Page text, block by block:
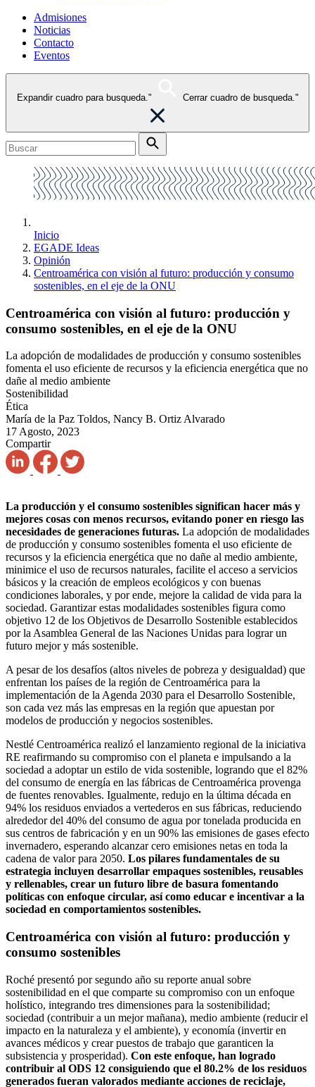
Admisiones
Noticias
Contacto
Eventos
Expandir cuadro para busqueda." Cerrar cuadro de busqueda."
Inicio
EGADE Ideas
Opinión
Centroamérica con visión al futuro: producción y consumo
sostenibles, en el eje de la ONU
Centroamérica con visión al futuro: producción y
consumo sostenibles, en el eje de la ONU
La adopción de modalidades de producción y consumo sostenibles
fomenta el uso eficiente de recursos y la eficiencia energética que no
dañe al medio ambiente
Sostenibilidad
Ética
María de la Paz Toldos, Nancy B. Ortiz Alvarado
17 Agosto, 2023
Compartir
La producción y el consumo sostenibles significan hacer más y
mejores cosas con menos recursos, evitando poner en riesgo las
necesidades de generaciones futuras. La adopción de modalidades
de producción y consumo sostenibles fomenta el uso eficiente de
recursos y la eficiencia energética que no dañe al medio ambiente,
minimice el uso de recursos naturales, facilite el acceso a servicios
básicos y la creación de empleos ecológicos y con buenas
condiciones laborales, y por ende, mejore la calidad de vida para la
sociedad. Garantizar estas modalidades sostenibles figura como
objetivo 12 de los Objetivos de Desarrollo Sostenible establecidos
por la Asamblea General de las Naciones Unidas para lograr un
futuro mejor y más sostenible.
A pesar de los desafíos (altos niveles de pobreza y desigualdad) que
enfrentan los países de la región de Centroamérica para la
implementación de la Agenda 2030 para el Desarrollo Sostenible,
son cada vez más las empresas en la región que apuestan por
modelos de producción y negocios sostenibles.
Nestlé Centroamérica realizó el lanzamiento regional de la iniciativa
RE reafirmando su compromiso con el planeta e impulsando a la
sociedad a adoptar un estilo de vida sostenible, logrando que el 82%
del consumo de energía en las fábricas de Centroamérica provenga
de fuentes renovables. Igualmente, redujo en la última década en
94% los residuos enviados a vertederos en sus fábricas, reduciendo
alrededor del 40% del consumo de agua por tonelada producida en
sus centros de fabricación y en un 90% las emisiones de gases efecto
invernadero, esperando alcanzar cero emisiones netas en toda la
cadena de valor para 2050. Los pilares fundamentales de su
estrategia incluyen desarrollar empaques sostenibles, reusables
y rellenables, crear un futuro libre de basura fomentando
políticas con enfoque circular, así como educar e incentivar a la
sociedad en comportamientos sostenibles.
Centroamérica con visión al futuro: producción y
consumo sostenibles
Roché presentó por segundo año su reporte anual sobre
sostenibilidad en el que comparte su compromiso con un enfoque
holístico, integrando tres dimensiones para la sostenibilidad;
sociedad (contribuir a un mejor mañana), medio ambiente (reducir el
impacto en la naturaleza y el ambiente), y economía (invertir en
avances médicos y crear puestos de trabajo que garanticen la
subsistencia y prosperidad). Con este enfoque, han logrado
contribuir al ODS 12 consiguiendo que el 80.2% de los residuos
generados fueran valorados mediante acciones de reciclaje,